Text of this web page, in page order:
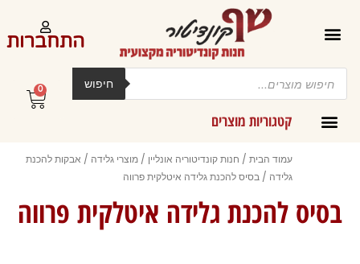
התחברות
Products
search
חיפוש
קטגוריות מוצרים
0
עגלת
קניות
עמוד הבית / חנות קונדיטוריה אונליין / מוצרי גלידה / אבקות להכנת
גלידה / בסיס להכנת גלידה איטלקית פרווה
בסיס להכנת גלידה איטלקית פרווה